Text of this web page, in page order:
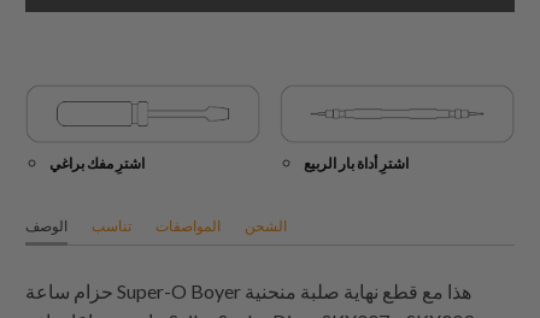
اشترِ مفك براغي اشترِ أداة بار الربيع
الوصف تناسب المواصفات الشحن
حزام ساعة Super-O Boyer هذا مع قطع نهاية صلبة منحنية